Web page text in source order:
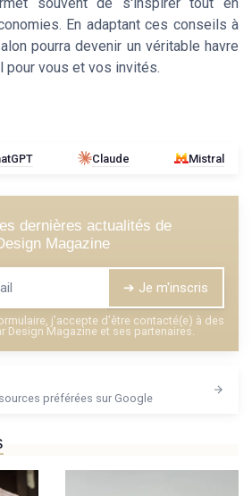
En adaptant ces conseils à
pourra devenir un véritable havre
pour vous et vos invités.
Claude Mistral
dernières actualités de
Magazine
➔ Je m'inscris
j’accepte d’être contacté(e) à des
Design Magazine et ses partenaires.
préférées sur Google